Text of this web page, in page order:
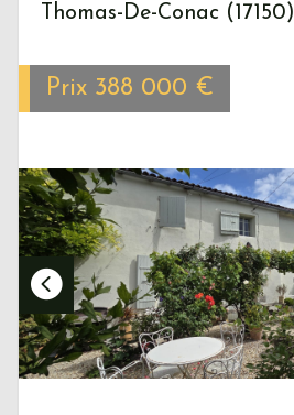
Thomas-De-Conac (17150)
Prix 388 000 €